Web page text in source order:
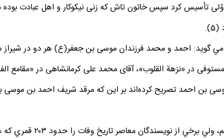
مي‌ گويد: حمد الله مستوفى در «نزهة القلوب»، آقاى محمد على كرمانشاهى
بن احمد تصريح كرده‌اند بر اين‌ كه مرقد شريف احمد بن
وفات را حدود ۲۰۳ قمري كه همزمان با شهادت امام هشتم(ع) است، ذكر نموده‌اند (8).